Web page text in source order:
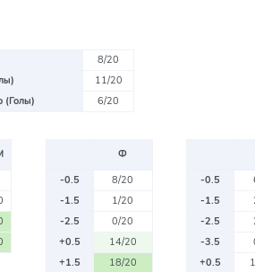
8/20
11/20
(Голы)
6/20
Ф
-0.5
8/20
-1.5
1/20
-2.5
0/20
+0.5
14/20
+1.5
18/20
-0.5
-1.5
-2.5
-3.5
+0.5